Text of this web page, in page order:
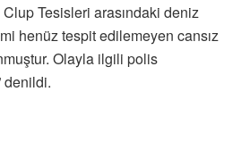
Tesisleri arasındaki deniz
henüz tespit edilemeyen cansız
Olayla ilgili polis
denildi.